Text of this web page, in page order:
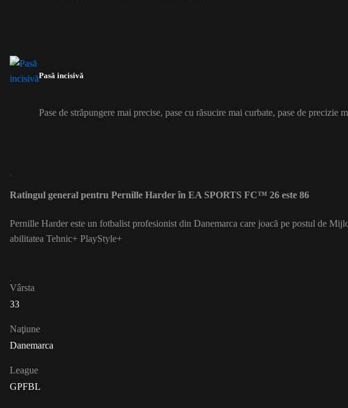
Pasă incisivă
Pase de străpungere mai precise, pase cu răsucire mai curbate, pase de precizie
Ratingul general pentru Pernille Harder în EA SPORTS FC™ 26 este 86
Pernille Harder este un fotbalist profesionist din Danemarca care joacă pe postul de
abilitatea Tehnic+ PlayStyle+
Vârsta
33
Naţiune
Danemarca
League
GPFBL